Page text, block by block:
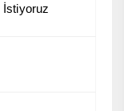
İstiyoruz